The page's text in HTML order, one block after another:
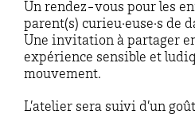
Un rendez-vous pour les
parent(s) curieu·euse·s de
Une invitation à partager
expérience sensible et
mouvement.
L’atelier sera suivi d’un